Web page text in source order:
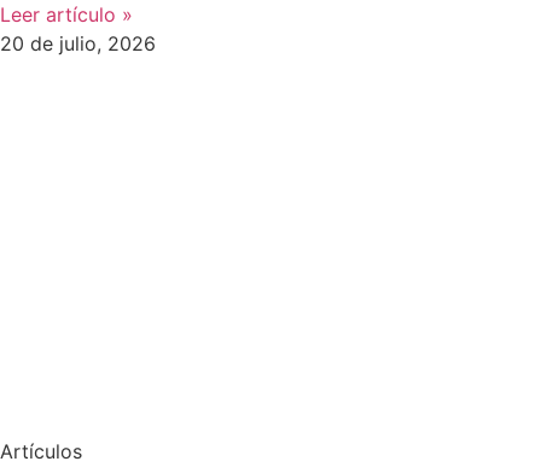
Leer artículo »
20 de julio, 2026
Artículos